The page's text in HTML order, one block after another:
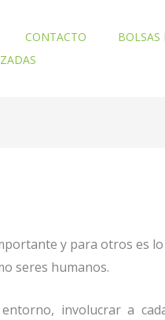
CONTACTO
BOLSAS
y para otros es
seres humanos.
involucrar a